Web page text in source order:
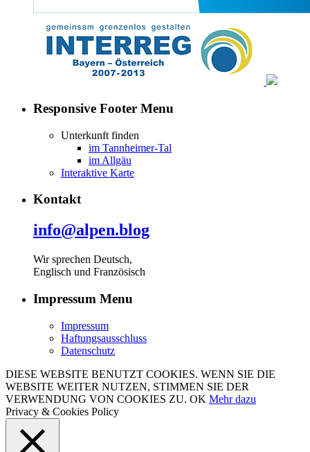
Responsive Footer Menu
Unterkunft finden
im Tannheimer-Tal
im Allgäu
Interaktive Karte
Kontakt
info@alpen.blog
Wir sprechen Deutsch,
Englisch und Französisch
Impressum Menu
Impressum
Haftungsausschluss
Datenschutz
DIESE WEBSITE BENUTZT COOKIES. WENN SIE DIE
WEBSITE WEITER NUTZEN, STIMMEN SIE DER
VERWENDUNG VON COOKIES ZU. OK Mehr dazu
Privacy & Cookies Policy